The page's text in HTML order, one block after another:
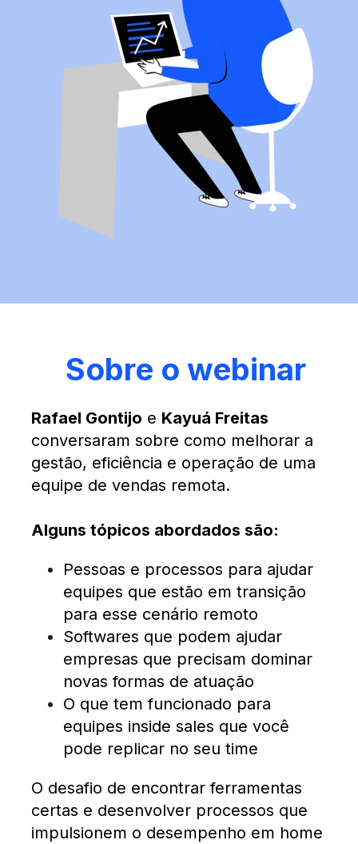
Sobre o webinar
Rafael Gontijo e Kayuá Freitas
conversaram sobre como melhorar a
gestão, eficiência e operação de uma
equipe de vendas remota.
Alguns tópicos abordados são:
Pessoas e processos para ajudar
equipes que estão em transição
para esse cenário remoto
Softwares que podem ajudar
empresas que precisam dominar
novas formas de atuação
O que tem funcionado para
equipes inside sales que você
pode replicar no seu time
O desafio de encontrar ferramentas
certas e desenvolver processos que
impulsionem o desempenho em home